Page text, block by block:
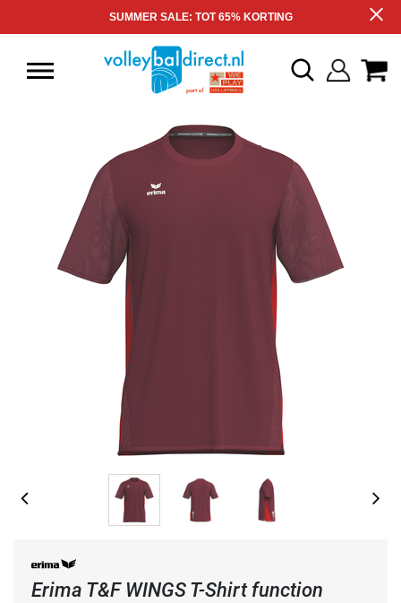
SUMMER SALE: TOT 65% KORTING
Erima T&F WINGS T-Shirt function